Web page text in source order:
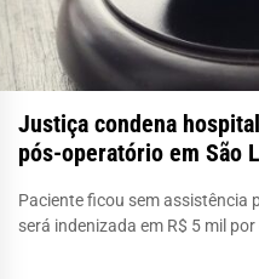
Justiça condena
pós-operatório em São
Paciente ficou sem assistência
será indenizada em R$ 5 mil